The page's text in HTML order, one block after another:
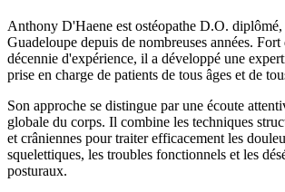
Anthony D'Haene est ostéopathe D.O. diplômé,
Guadeloupe depuis de nombreuses années.
décennie d'expérience, il a développé une
prise en charge de patients de tous âges et de
Son approche se distingue par une écoute
globale du corps. Il combine les techniques
et crâniennes pour traiter efficacement les
squelettiques, les troubles fonctionnels et les
posturaux.